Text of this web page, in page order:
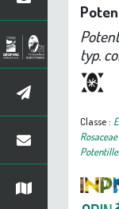
typ.
Classe :
Rosaceae